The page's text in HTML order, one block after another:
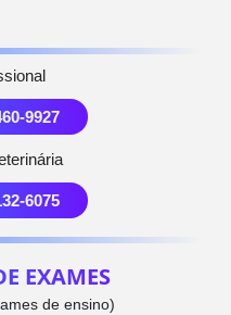
9927
6075
EXAMES
de ensino)